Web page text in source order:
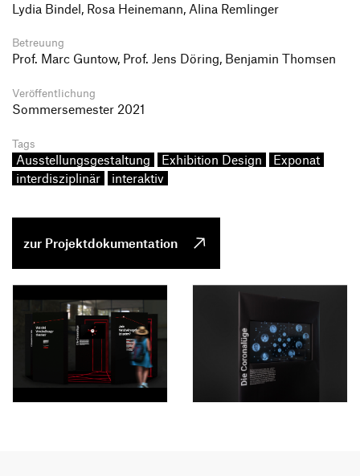
Lydia Bindel, Rosa Heinemann, Alina Remlinger
Betreuung
Prof. Marc Guntow, Prof. Jens Döring, Benjamin Thomsen
Veröffentlichung
Sommersemester 2021
Tags
Ausstellungsgestaltung Exhibition Design
Exponat
interdisziplinär
interaktiv
zur Projektdokumentation